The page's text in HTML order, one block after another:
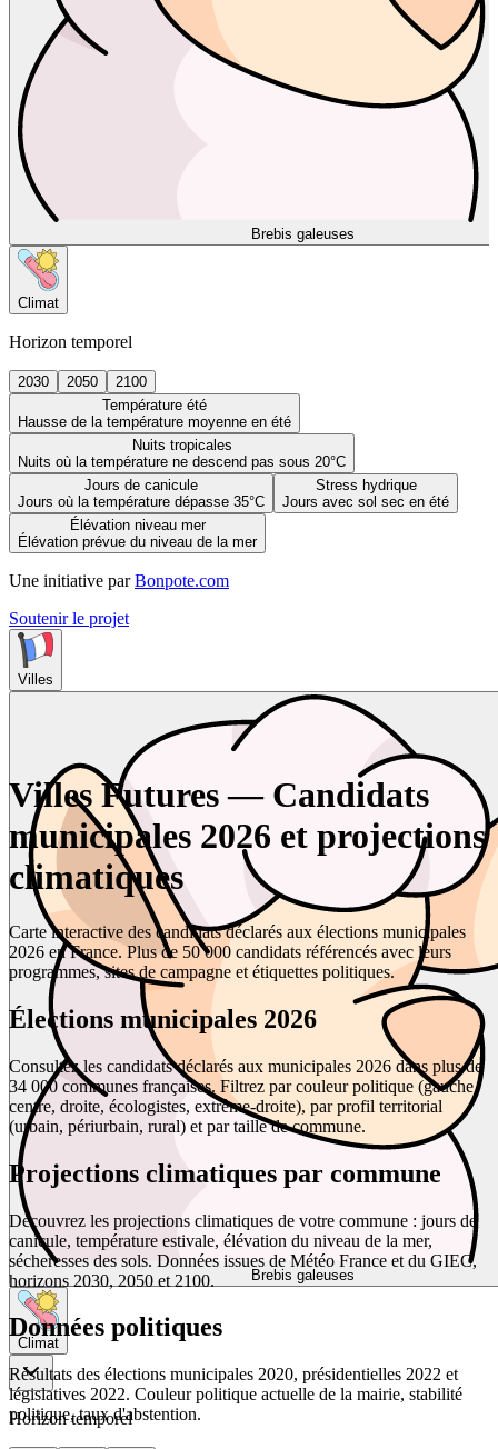
Brebis galeuses
Climat
Horizon temporel
2030 2050
2100
Température été
Hausse de la température moyenne en été
Nuits tropicales
Nuits où la température ne descend pas sous 20°C
Jours de canicule
Jours où la température dépasse 35°C
Stress hydrique
Jours avec sol sec en été
Élévation niveau mer
Élévation prévue du niveau de la mer
Une initiative par Bonpote.com
Soutenir le projet
Villes
Brebis galeuses
Climat
Horizon temporel
Villes Futures — Candidats
municipales 2026 et projections
climatiques
Carte interactive des candidats déclarés aux élections municipales
2026 en France. Plus de 50 000 candidats référencés avec leurs
programmes, sites de campagne et étiquettes politiques.
Élections municipales 2026
Consultez les candidats déclarés aux municipales 2026 dans plus de
34 000 communes françaises. Filtrez par couleur politique (gauche,
centre, droite, écologistes, extrême-droite), par profil territorial
(urbain, périurbain, rural) et par taille de commune.
Projections climatiques par commune
Découvrez les projections climatiques de votre commune : jours de
canicule, température estivale, élévation du niveau de la mer,
sécheresses des sols. Données issues de Météo France et du GIEC,
horizons 2030, 2050 et 2100.
Données politiques
Résultats des élections municipales 2020, présidentielles 2022 et
législatives 2022. Couleur politique actuelle de la mairie, stabilité
politique, taux d'abstention.